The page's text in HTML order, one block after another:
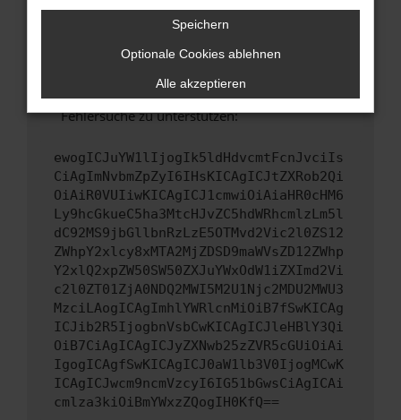
Wende dich an den Webseitenbetreiber.
Wenn du alle oben genannten Schritte versucht
hast, kontaktiere uns bitte. Wir werden
versuchen, das Problem zu beheben. Du kannst
uns diesen Text schicken, um uns bei der
Fehlersuche zu unterstützen:
ewogICJuYW1lIjogIk5ldHdvcmtFcnJvciIs
CiAgImNvbmZpZyI6IHsKICAgICJtZXRob2Qi
OiAiR0VUIiwKICAgICJ1cmwiOiAiaHR0cHM6
Ly9hcGkueC5ha3MtcHJvZC5hdWRhcmlzLm5l
dC92MS9jbGllbnRzLzE5OTMvd2Vic2l0ZS12
ZWhpY2xlcy8xMTA2MjZDSD9maWVsZD12ZWhp
Y2xlQ2xpZW50SW50ZXJuYWxOdW1iZXImd2Vi
c2l0ZT01ZjA0NDQ2MWI5M2U1Njc2MDU2MWU3
MzciLAogICAgImhlYWRlcnMiOiB7fSwKICAg
ICJib2R5IjogbnVsbCwKICAgICJleHBlY3Qi
OiB7CiAgICAgICJyZXNwb25zZVR5cGUiOiAi
IgogICAgfSwKICAgICJ0aW1lb3V0IjogMCwK
ICAgICJwcm9ncmVzcyI6IG51bGwsCiAgICAi
cmlza3kiOiBmYWxzZQogIH0KfQ==
Speichern
Optionale Cookies ablehnen
Alle akzeptieren